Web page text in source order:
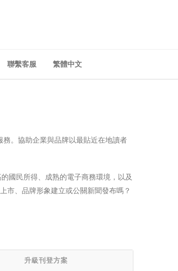
聯繫客服 繁體中文
。協助企業與品牌以最貼近在地讀者
國民所得、成熟的電子商務環境，以及
市、品牌形象建立或公關新聞發布嗎？
升級刊登方案